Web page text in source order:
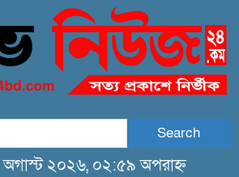
Search
অগাস্ট ২০২৬, ০২:৫৯ অপরাহ্ন